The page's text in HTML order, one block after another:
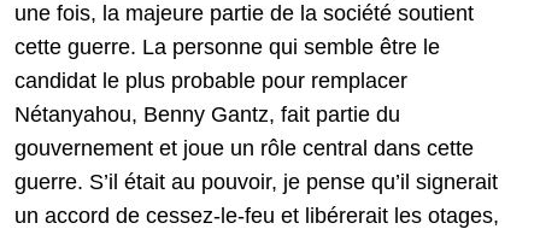
une fois, la majeure partie de la société soutient
cette guerre. La personne qui semble être le
candidat le plus probable pour remplacer
Nétanyahou, Benny Gantz, fait partie du
gouvernement et joue un rôle central dans cette
guerre. S’il était au pouvoir, je pense qu’il signerait
un accord de cessez-le-feu et libérerait les otages,